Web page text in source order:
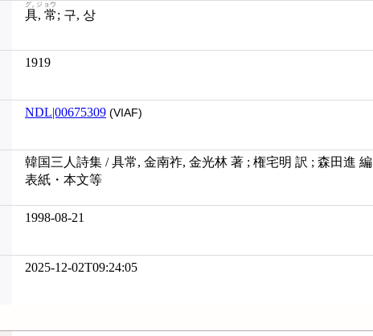
具, 常
グ, ジョウ
; 구, 상
1919
NDL|00675309 (VIAF)
韓国三人詩集 / 具常, 金南祚, 金光林 著 ; 権宅明 訳 ; 森田進 編
表紙・本文等
1998-08-21
2025-12-02T09:24:05